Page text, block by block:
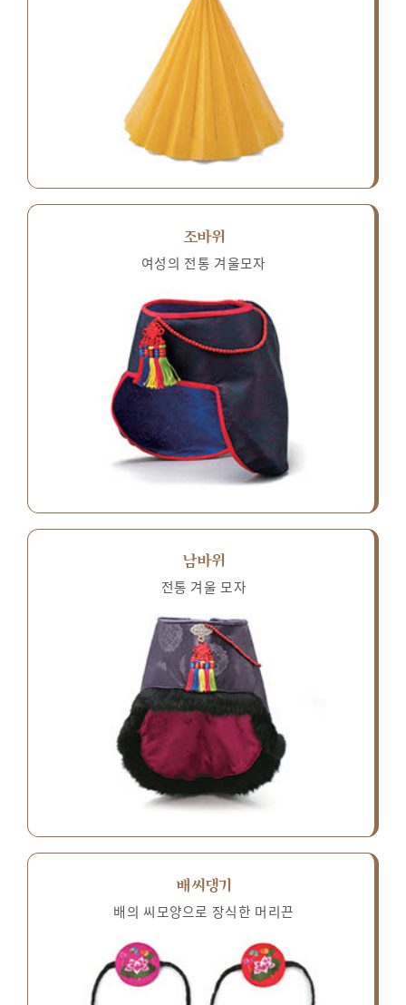
조바위
여성의 전통 겨울모자
남바위
전통 겨울 모자
배씨댕기
배의 씨모양으로 장식한 머리끈